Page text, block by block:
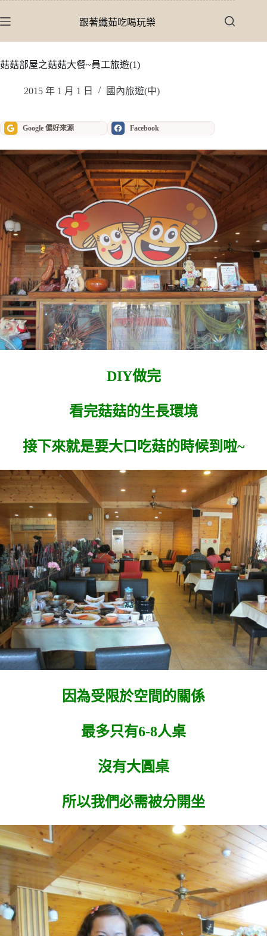
至
內
跟著纖茹吃喝玩樂
菇菇部屋之菇菇大餐~員工旅遊(1)
2015 年 1 月 1 日 國內旅遊(中)
Google 偏好來源 Facebook
DIY做完
看完菇菇的生長環境
接下來就是要大口吃菇的時候到啦~
因為受限於空間的關係
最多只有6-8人桌
沒有大圓桌
所以我們必需被分開坐